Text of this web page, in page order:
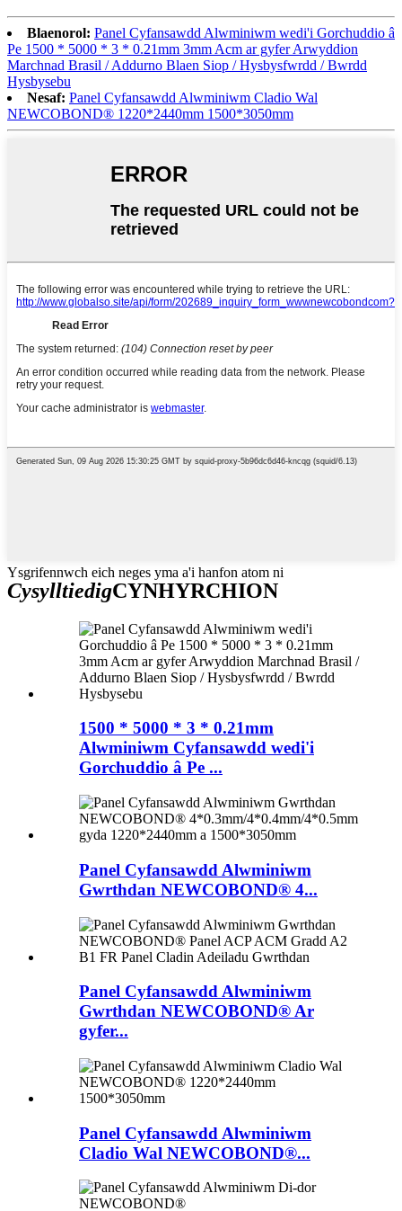
Blaenorol: Panel Cyfansawdd Alwminiwm wedi'i Gorchuddio â
Pe 1500 * 5000 * 3 * 0.21mm 3mm Acm ar gyfer Arwyddion
Marchnad Brasil / Addurno Blaen Siop / Hysbysfwrdd / Bwrdd
Hysbysebu
Nesaf: Panel Cyfansawdd Alwminiwm Cladio Wal
NEWCOBOND® 1220*2440mm 1500*3050mm
Ysgrifennwch eich neges yma a'i hanfon atom ni
CysylltiedigCYNHYRCHION
1500 * 5000 * 3 * 0.21mm
Alwminiwm Cyfansawdd wedi'i
Gorchuddio â Pe ...
Panel Cyfansawdd Alwminiwm
Gwrthdan NEWCOBOND® 4...
Panel Cyfansawdd Alwminiwm
Gwrthdan NEWCOBOND® Ar
gyfer...
Panel Cyfansawdd Alwminiwm
Cladio Wal NEWCOBOND®...